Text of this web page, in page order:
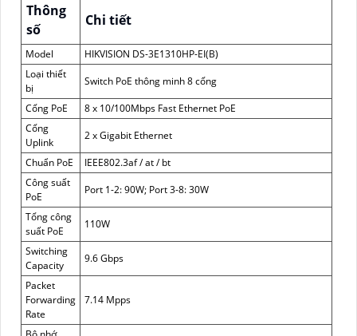
Thông
số
Chi tiết
Model
HIKVISION DS-3E1310HP-EI(B)
Loại thiết
bị
Switch PoE thông minh 8 cổng
Cổng PoE
8 x 10/100Mbps Fast Ethernet PoE
Cổng
Uplink
2 x Gigabit Ethernet
Chuẩn PoE
IEEE802.3af / at / bt
Công suất
PoE
Port 1-2: 90W; Port 3-8: 30W
Tổng công
suất PoE
110W
Switching
Capacity
9.6 Gbps
Packet
Forwarding
Rate
7.14 Mpps